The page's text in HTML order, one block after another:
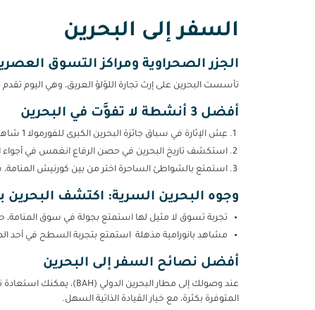
السفر إلى البحرين
الجزر الصحراوية ومراكز التسوق
تأسست البحرين على إرث تجارة اللؤلؤ العريق، وهي اليوم
أفضل 3 أنشطة لا تفوَّت في البحرين
عِش الإثارة في سباق جائزة البحرين الكبرى للفورمولا 1 شاهد سائقي الفورمولا 1 وهم يتحدون السرعات الهائلة على مضمار السباق الشهير.
استكشف تاريخ البحرين في حصن الرفاع انغمس في أجواء
استمتع بالشواطئ الساحرة اختر من بين كورنيش المنامة،
وجوه البحرين السرية: اكتشف البحرين
تجربة تسوق لا مثيل لها استمتع بجولة في سوق
مشاهد بانورامية مذهلة استمتع بتجربة السطح في أحد
أفضل نصائح السفر إلى البحرين
المتوفرة بكثرة، مع خيار القيادة الذاتية السهل.